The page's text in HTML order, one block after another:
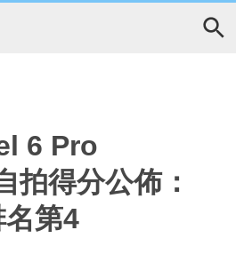
6 Pro
拍得分公佈：
第4